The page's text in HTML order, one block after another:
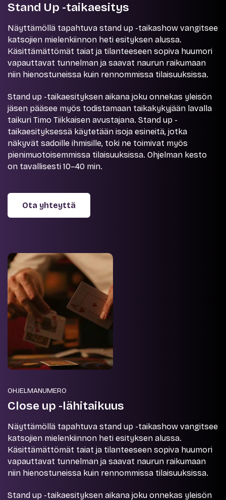
Stand Up -taikaesitys
Näyttämöllä tapahtuva stand up -taikashow vangitsee
katsojien mielenkiinnon heti esityksen alussa.
Käsittämättömät taiat ja tilanteeseen sopiva huumori
vapauttavat tunnelman ja saavat naurun raikumaan
niin hienostuneissa kuin rennommissa tilaisuuksissa.
Stand up -taikaesityksen aikana joku onnekas yleisön
jäsen pääsee myös todistamaan taikakykyjään lavalla
taikuri Timo Tiikkaisen avustajana. Stand up -
taikaesityksessä käytetään isoja esineitä, jotka
näkyvät sadoille ihmisille, toki ne toimivat myös
pienimuotoisemmissa tilaisuuksissa. Ohjelman kesto
on tavallisesti 10–40 min.
Ota yhteyttä
OHJELMANUMERO
Close up -lähitaikuus
Näyttämöllä tapahtuva stand up -taikashow vangitsee
katsojien mielenkiinnon heti esityksen alussa.
Käsittämättömät taiat ja tilanteeseen sopiva huumori
vapauttavat tunnelman ja saavat naurun raikumaan
niin hienostuneissa kuin rennommissa tilaisuuksissa.
Stand up -taikaesityksen aikana joku onnekas yleisön